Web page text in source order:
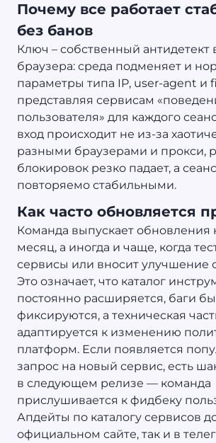
Почему все работает
без банов
Ключ – собственный антидетект
браузера: среда подменяет и
параметры типа IP, user-agent и
представляя сервисам
пользователя» для каждого
вход происходит не из-за
разными браузерами и прокси,
блокировок резко падает, а
повторяемо стабильными.
Как часто обновляется
Команда выпускает обновления
месяц, а иногда и чаще, когда
сервисы или вносит улучшение
Это означает, что каталог
постоянно расширяется, баги
фиксируются, а техническая
адаптируется к изменению
платформ. Если появляется
запрос на новый сервис, есть
в следующем релизе — команда
прислушивается к фидбеку
Апдейты по каталогу сервисов
официальном сайте, так и в